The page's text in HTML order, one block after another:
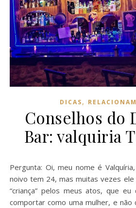
DICAS,
Conselhos do
Bar: valquiria
Pergunta: Oi, meu nome é Valquíria, tenho 20 anos. Meu
noivo tem 24, mas muitas vezes
“criança” pelos meus atos, que
comportar como uma mulher, e não